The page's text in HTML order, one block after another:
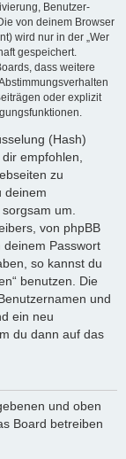
Benutzer-
von deinem Browser
wird nur in der „Wer
gespeichert.
dass weitere
oder explizit
(Hash)
empfohlen,
zu
deinem
um.
von phpBB
Passwort
so kannst du
benutzen. Die
und
ein neu
du dann auf das
und oben
Board betreiben